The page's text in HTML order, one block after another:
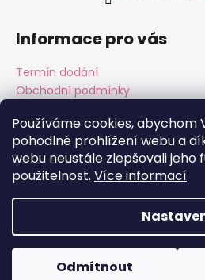
Používáme cookies, abychom
pohodlné prohlížení webu a
webu neustále zlepšovali jeho
použitelnost. Více informací
Odmítnout
Informace pro vás
Termín dodání
Obchodní podmínky
Instagram
Copyright 2026ALMARA
práva